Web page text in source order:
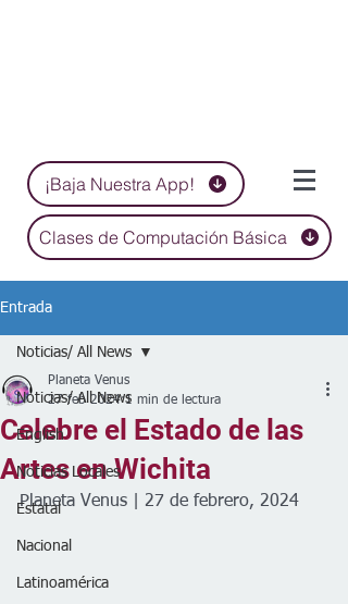
¡Baja Nuestra App!
Clases de Computación Básica
Entrada
Noticias/ All News
English
Noticias Locales
Estatal
Nacional
Latinoamérica
Noticias/ All News
Celebre el Estado de las
Artes en Wichita
Planeta Venus
27 feb 2024 1 min de lectura
Planeta Venus | 27 de febrero, 2024